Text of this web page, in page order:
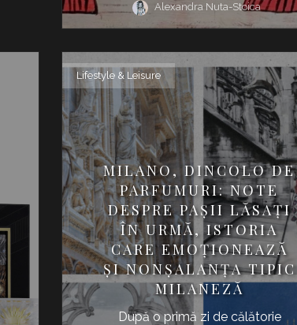
Alexandra Nuta-Stoica
Lifestyle & Leisure
MILANO, DINCOLO DE
PARFUMURI: NOTE
DESPRE PAȘII LĂSAȚI
ÎN URMĂ, ISTORIA
CARE EMOŢIONEAZĂ
ȘI NONȘALANȚA TIPIC
MILANEZĂ
După o primă zi de călătorie